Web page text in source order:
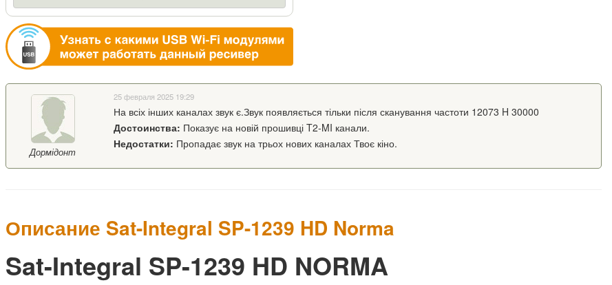
Цена
Ваш телефон
Где нашли (Url ссылка)
Дормідонт
25 февраля 2025 19:29
На всіх інших каналах звук є.Звук появляється тільки після сканування частоти 12073 H 30000
Достоинства: Показує на новій прошивці T2-MI канали.
Недостатки: Пропадає звук на трьох нових каналах Твоє кіно.
Описание Sat-Integral SP-1239 HD Norma
Sat-Integral SP-1239 HD NORMA